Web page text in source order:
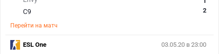
C9
2
Перейти на матч
03.05.20 в 23:00
ESL One